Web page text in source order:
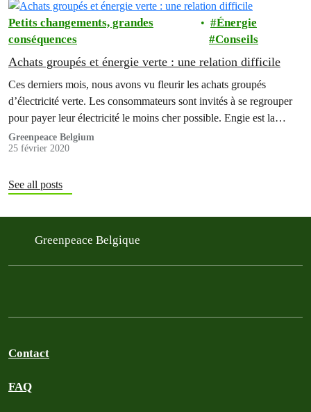
Petits changements, grandes
conséquences
Énergie
Conseils
Achats groupés et énergie verte : une relation difficile
Ces derniers mois, nous avons vu fleurir les achats groupés
d’électricité verte. Les consommateurs sont invités à se regrouper
pour payer leur électricité le moins cher possible. Engie est la…
Greenpeace Belgium
25 février 2020
See all posts
Greenpeace Belgique
Contact
FAQ